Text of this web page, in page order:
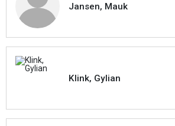
Jansen, Mauk
Klink, Gylian